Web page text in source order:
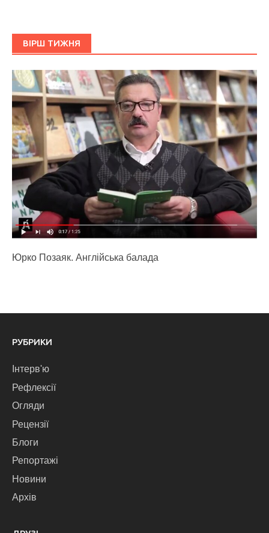
ВІРШ ТИЖНЯ
Юрко Позаяк. Англійська балада
РУБРИКИ
Інтерв'ю
Рефлексії
Огляди
Рецензії
Блоги
Репортажі
Новини
Архів